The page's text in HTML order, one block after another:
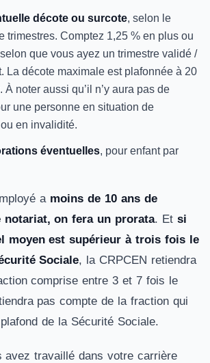
décote ou surcote, selon le
trimestres. Comptez 1,25 % en plus ou
que vous ayez un trimestre validé /
La décote maximale est plafonnée à 20
À noter aussi qu’il n’y aura pas de
une personne en situation de
en invalidité.
éventuelles, pour enfant par
a moins de 10 ans de
notariat, on fera un prorata. Et si
moyen est supérieur à trois fois le
Sociale, la CRPCEN retiendra
comprise entre 3 et 7 fois le
pas compte de la fraction qui
de la Sécurité Sociale.
avez travaillé dans votre carrière